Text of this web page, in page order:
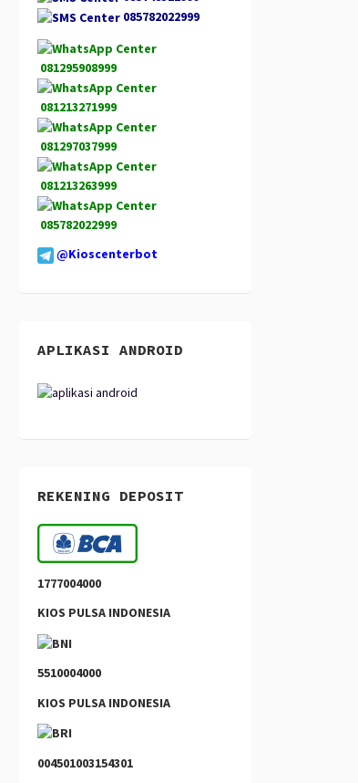
085782022999
081295908999
081213271999
081297037999
081213263999
085782022999
@Kioscenterbot
APLIKASI ANDROID
REKENING DEPOSIT
1777004000
KIOS PULSA INDONESIA
5510004000
KIOS PULSA INDONESIA
004501003154301